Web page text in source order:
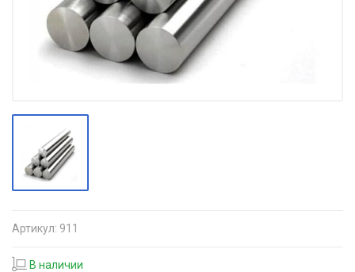
Артикул: 911
В наличии